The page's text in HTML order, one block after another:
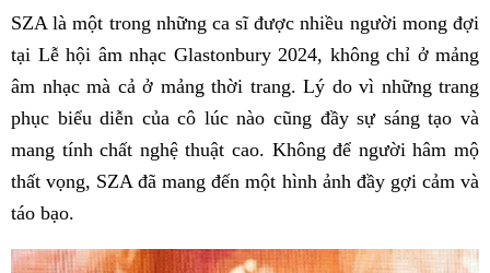
SZA là một trong những ca sĩ được nhiều người mong đợi
tại Lễ hội âm nhạc Glastonbury 2024, không chỉ ở mảng
âm nhạc mà cả ở mảng thời trang. Lý do vì những trang
phục biểu diễn của cô lúc nào cũng đầy sự sáng tạo và
mang tính chất nghệ thuật cao. Không để người hâm mộ
thất vọng, SZA đã mang đến một hình ảnh đầy gợi cảm và
táo bạo.